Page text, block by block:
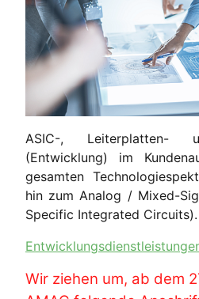
ASIC-, Leiterplatten-
(Entwicklung) im
gesamten
hin zum Analog / Mixed-
Specific Integrated Circuits).
Wir ziehen um, ab dem